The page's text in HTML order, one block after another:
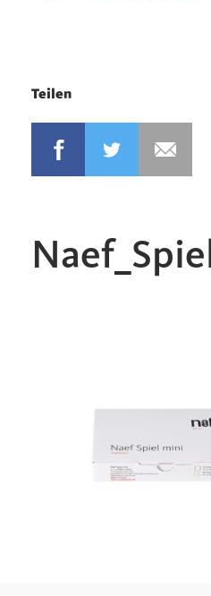
Teilen